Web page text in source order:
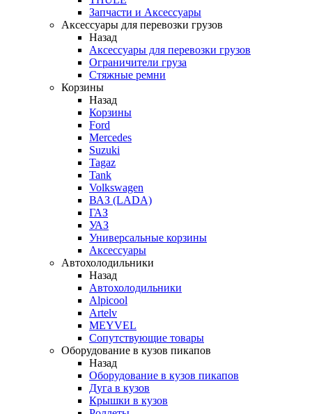
Запчасти и Аксессуары
Аксессуары для перевозки грузов
Назад
Аксессуары для перевозки грузов
Ограничители груза
Стяжные ремни
Корзины
Назад
Корзины
Ford
Mercedes
Suzuki
Tagaz
Tank
Volkswagen
ВАЗ (LADA)
ГАЗ
УАЗ
Универсальные корзины
Аксессуары
Автохолодильники
Назад
Автохолодильники
Alpicool
Artelv
MEYVEL
Сопутствующие товары
Оборудование в кузов пикапов
Назад
Оборудование в кузов пикапов
Дуга в кузов
Крышки в кузов